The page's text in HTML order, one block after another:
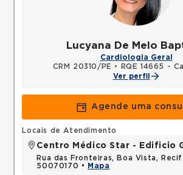
Lucyana De Melo
Cardiologia Geral
CRM 20310/PE •
RQE 14665 -
Ver perfil
Agende uma
Locais de Atendimento
Centro Médico Star - Edificio
Rua das Fronteiras, Boa Vista,
50070170 •
Mapa